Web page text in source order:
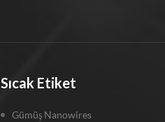
Sıcak Etiket
Gümüş Nanowires